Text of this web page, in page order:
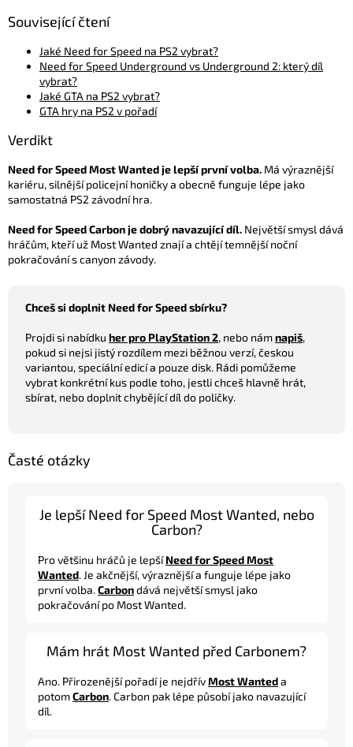
Související čtení
Jaké Need for Speed na PS2 vybrat?
Need for Speed Underground vs Underground 2: který díl
vybrat?
Jaké GTA na PS2 vybrat?
GTA hry na PS2 v pořadí
Verdikt
Need for Speed Most Wanted je lepší první volba. Má výraznější
kariéru, silnější policejní honičky a obecně funguje lépe jako
samostatná PS2 závodní hra.
Need for Speed Carbon je dobrý navazující díl. Největší smysl dává
hráčům, kteří už Most Wanted znají a chtějí temnější noční
pokračování s canyon závody.
Chceš si doplnit Need for Speed sbírku?
Projdi si nabídku her pro PlayStation 2, nebo námnapiš,
pokud si nejsi jistý rozdílem mezi běžnou verzí, českou
variantou, speciální edicí a pouze disk. Rádi pomůžeme
vybrat konkrétní kus podle toho, jestli chceš hlavně hrát,
sbírat, nebo doplnit chybějící díl do poličky.
Časté otázky
Je lepší Need for Speed Most Wanted, nebo
Carbon?
Pro většinu hráčů je lepšíNeed for Speed Most
Wanted. Je akčnější, výraznější a funguje lépe jako
první volba.Carbondává největší smysl jako
pokračování po Most Wanted.
Mám hrát Most Wanted před Carbonem?
Ano. Přirozenější pořadí je nejdřívMost Wanteda
potomCarbon. Carbon pak lépe působí jako navazující
díl.